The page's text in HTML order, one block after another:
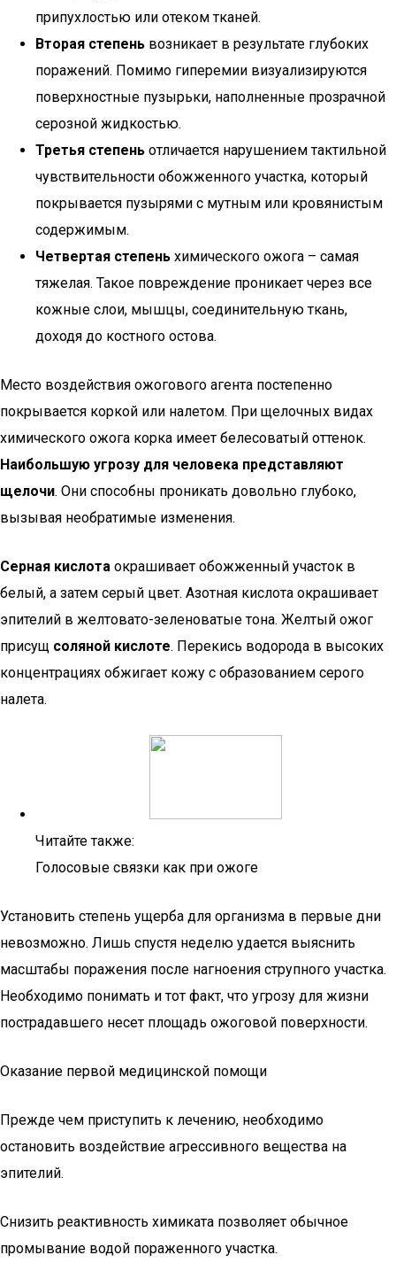
припухлостью или отеком тканей.
Вторая степень возникает в результате глубоких
поражений. Помимо гиперемии визуализируются
поверхностные пузырьки, наполненные прозрачной
серозной жидкостью.
Третья степень отличается нарушением тактильной
чувствительности обожженного участка, который
покрывается пузырями с мутным или кровянистым
содержимым.
Четвертая степень химического ожога – самая
тяжелая. Такое повреждение проникает через все
кожные слои, мышцы, соединительную ткань,
доходя до костного остова.
Место воздействия ожогового агента постепенно
покрывается коркой или налетом. При щелочных видах
химического ожога корка имеет белесоватый оттенок.
Наибольшую угрозу для человека представляют
щелочи. Они способны проникать довольно глубоко,
вызывая необратимые изменения.
Серная кислота окрашивает обожженный участок в
белый, а затем серый цвет. Азотная кислота окрашивает
эпителий в желтовато-зеленоватые тона. Желтый ожог
присущ соляной кислоте. Перекись водорода в высоких
концентрациях обжигает кожу с образованием серого
налета.
Читайте также:
Голосовые связки как при ожоге
Установить степень ущерба для организма в первые дни
невозможно. Лишь спустя неделю удается выяснить
масштабы поражения после нагноения струпного участка.
Необходимо понимать и тот факт, что угрозу для жизни
пострадавшего несет площадь ожоговой поверхности.
Оказание первой медицинской помощи
Прежде чем приступить к лечению, необходимо
остановить воздействие агрессивного вещества на
эпителий.
Снизить реактивность химиката позволяет обычное
промывание водой пораженного участка.